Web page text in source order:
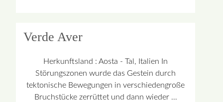
Verde Aver
Herkunftsland : Aosta - Tal, Italien In
Störungszonen wurde das Gestein durch
tektonische Bewegungen in verschiedengroße
Bruchstücke zerrüttet und dann wieder …